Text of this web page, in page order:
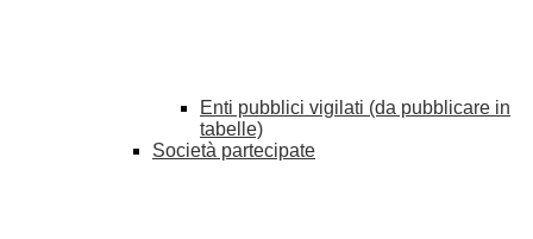
Enti pubblici vigilati (da pubblicare in
tabelle)
Società partecipate